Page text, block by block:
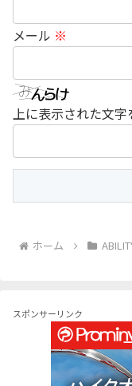
メール ※
上に表示された文字
ホーム
スポンサーリンク